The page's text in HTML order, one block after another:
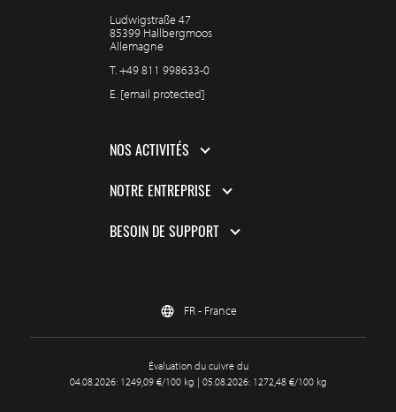
Ludwigstraße 47
85399 Hallbergmoos
Allemagne
T.+49 811 998633-0
E. [email protected]
NOS ACTIVITÉS
NOTRE ENTREPRISE
BESOIN DE SUPPORT
FR - France
Évaluation du cuivre du
04.08.2026: 1249,09 €/100 kg | 05.08.2026: 1272,48 €/100 kg